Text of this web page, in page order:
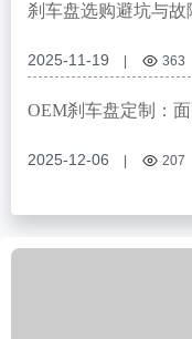
刹车盘选购避坑与
2025-11-19 363
刹车抖动解决
刹车盘材
OEM刹车盘定制：
2025-12-06 207